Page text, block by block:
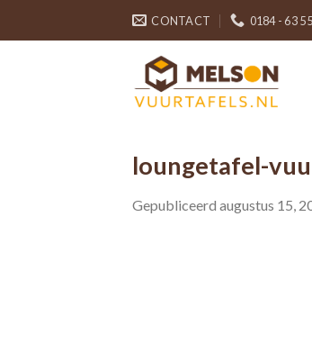
CONTACT 0184 - 63
loungetafel-
Gepubliceerd augustus 15,